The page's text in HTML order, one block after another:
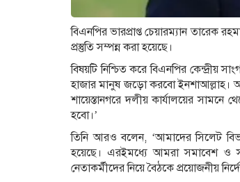
বিএনপির ভারপ্রাপ্ত চেয়ারম্যান তারেক
প্রস্তুতি সম্পন্ন করা হয়েছে।
বিষয়টি নিশ্চিত করে বিএনপির কেন্দ্রীয়
হাজার মানুষ জড়ো করবো ইনশাআল্লাহ।
শায়েস্তানগরে দলীয় কার্যালয়ের
হবো।’
তিনি আরও বলেন, ‘আমাদের সিলেট
হয়েছে। এরইমধ্যে আমরা সমাবেশ ও
নেতাকর্মীদের নিয়ে বৈঠকে প্রয়োজনীয়